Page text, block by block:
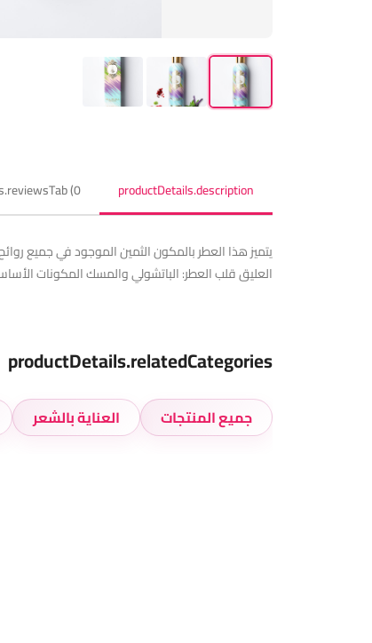
productDetails.description
(0)
يتميز هذا العطر بالمكون الثمين الموجود في جميع
العليق قلب العطر: الباتشولي والمسك المكونات
productDetails.relatedCategories
جميع المنتجات العناية بالشعر